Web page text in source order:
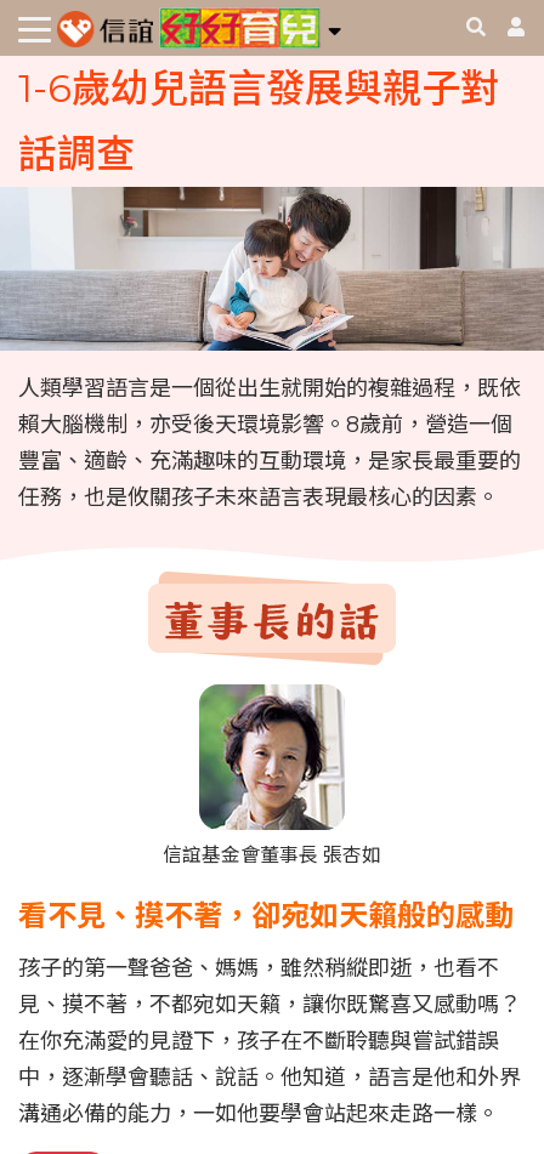
1-6歲幼兒語言發展與親子對
話調查
人類學習語言是一個從出生就開始的複雜過程，既依
賴大腦機制，亦受後天環境影響。8歲前，營造一個
豐富、適齡、充滿趣味的互動環境，是家長最重要的
任務，也是攸關孩子未來語言表現最核心的因素。
信誼基金會董事長 張杏如
看不見、摸不著，卻宛如天籟般的感動
孩子的第一聲爸爸、媽媽，雖然稍縱即逝，也看不
見、摸不著，不都宛如天籟，讓你既驚喜又感動嗎？
在你充滿愛的見證下，孩子在不斷聆聽與嘗試錯誤
中，逐漸學會聽話、說話。他知道，語言是他和外界
溝通必備的能力，一如他要學會站起來走路一樣。